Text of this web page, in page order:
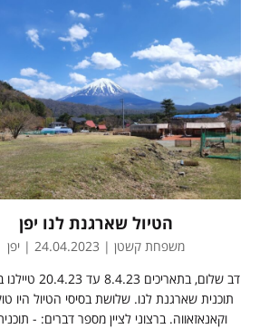
הטיול שארגנת לנו יפן
משפחת קשטן | 24.04.2023 | יפן
דב שלום, בתאריכים
תוכנית שארגנת לנו. שלושת בסיסי הטיול היו
וקאנאזאווה. ברצוני לציין מספר דברים: -